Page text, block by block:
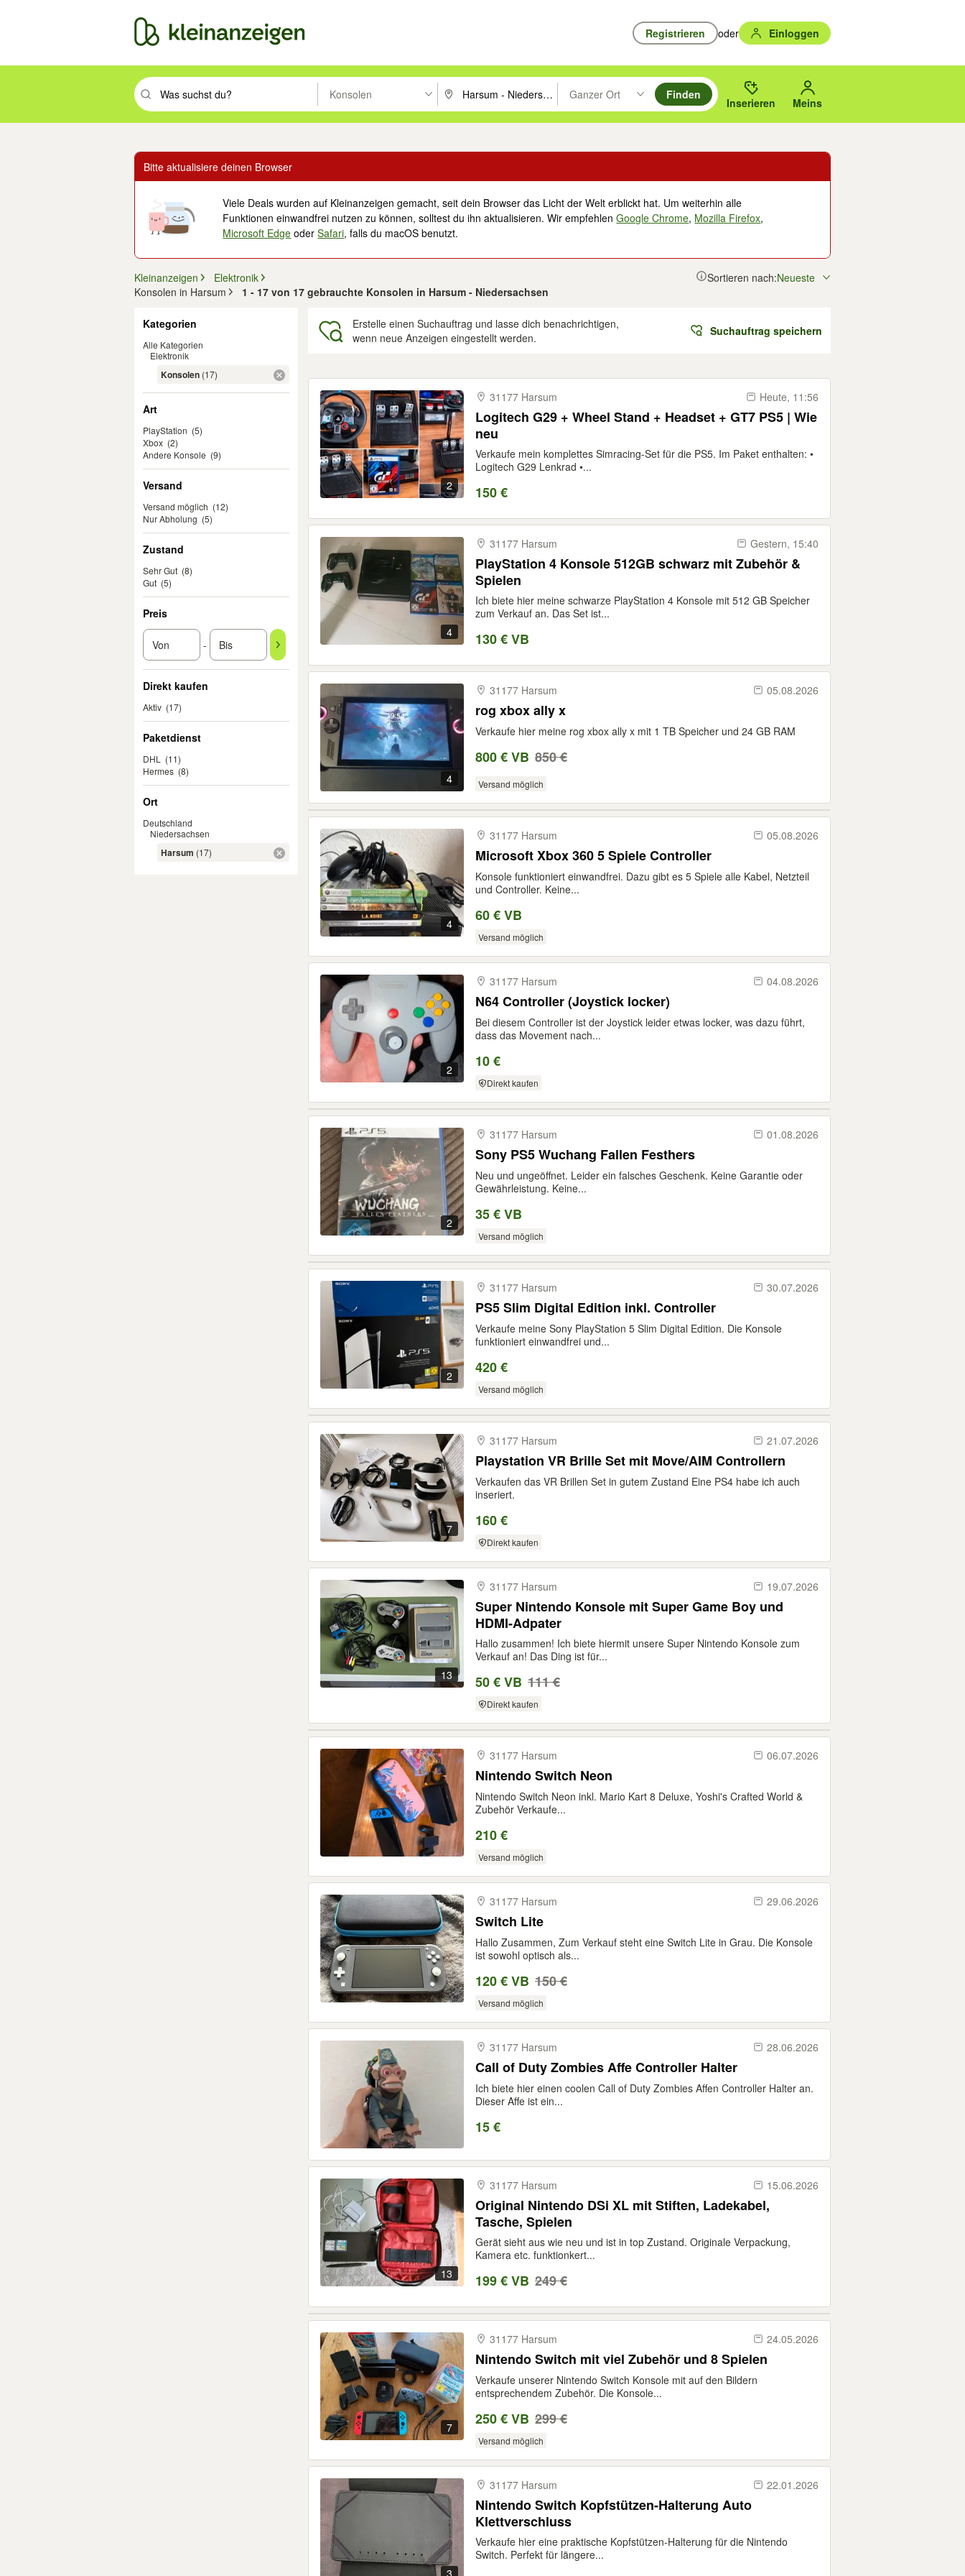
Registrieren oder Einloggen
Suchbegriff eingeben. Eingabetaste drücken um zu suchen, oder Vorschläge mit den Pfeiltasten nach oben/unten durchsuchen und mit Eingabetaste auswählen.
Konsolen PLZ oder Ort eingeben. Eingabetaste drücken um zu suchen, oder Vorschläge mit den Pfeiltasten nach oben/
Ganzer Ort
Suche im Umkreis des gewählten Orts oder PLZ.
Finden
Inserieren Meins
Bitte aktualisiere deinen Browser
Viele Deals wurden auf Kleinanzeigen gemacht, seit dein Browser das Licht der Welt erblickt hat. Um weiterhin alle
Funktionen einwandfrei nutzen zu können, solltest du ihn aktualisieren. Wir empfehlenGoogle Chrome, Mozilla Firefox,
Microsoft Edge oderSafari, falls du macOS benutzt.
Kleinanzeigen
Elektronik
Konsolen in Harsum
1 - 17 von 17 gebrauchte Konsolen in Harsum - Niedersachsen
Sortieren nach:Neueste
Kategorien
Alle Kategorien
Elektronik
Konsolen (17)
Art
PlayStation (5)
Xbox (2)
Andere Konsole (9)
Versand
Versand möglich (12)
Nur Abholung (5)
Zustand
Sehr Gut (8)
Gut (5)
Preis
-
Direkt kaufen
Aktiv (17)
Paketdienst
DHL
(11)
Hermes (8)
Ort
Deutschland
Niedersachsen
Harsum (17)
Erstelle einen Suchauftrag und lasse dich benachrichtigen,
wenn neue Anzeigen eingestellt werden.
Suchauftrag speichern
2
31177 Harsum Heute, 11:56
Logitech G29 + Wheel Stand + Headset + GT7 PS5 | Wie
neu
Verkaufe mein komplettes Simracing-Set für die PS5. Im Paket enthalten: •
Logitech G29 Lenkrad •...
150 €
4
31177 Harsum Gestern, 15:40
PlayStation 4 Konsole 512GB schwarz mit Zubehör &
Spielen
Ich biete hier meine schwarze PlayStation 4 Konsole mit 512 GB Speicher
zum Verkauf an. Das Set ist...
130 € VB
4
31177 Harsum 05.08.2026
rog xbox ally x
Verkaufe hier meine rog xbox ally x mit 1 TB Speicher und 24 GB RAM
800 € VB 850 €
Versand möglich
4
31177 Harsum 05.08.2026
Microsoft Xbox 360 5 Spiele Controller
Konsole funktioniert einwandfrei. Dazu gibt es 5 Spiele alle Kabel, Netzteil
und Controller. Keine...
60 € VB
Versand möglich
2
31177 Harsum 04.08.2026
N64 Controller (Joystick locker)
Bei diesem Controller ist der Joystick leider etwas locker, was dazu führt,
dass das Movement nach...
10 €
Direkt kaufen
2
31177 Harsum 01.08.2026
Sony PS5 Wuchang Fallen Festhers
Neu und ungeöffnet. Leider ein falsches Geschenk. Keine Garantie oder
Gewährleistung. Keine...
35 € VB
Versand möglich
2
31177 Harsum 30.07.2026
PS5 Slim Digital Edition inkl. Controller
Verkaufe meine Sony PlayStation 5 Slim Digital Edition. Die Konsole
funktioniert einwandfrei und...
420 €
Versand möglich
7
31177 Harsum 21.07.2026
Playstation VR Brille Set mit Move/AIM Controllern
Verkaufen das VR Brillen Set in gutem Zustand Eine PS4 habe ich auch
inseriert.
160 €
Direkt kaufen
13
31177 Harsum 19.07.2026
Super Nintendo Konsole mit Super Game Boy und
HDMI-Adpater
Hallo zusammen! Ich biete hiermit unsere Super Nintendo Konsole zum
Verkauf an! Das Ding ist für...
50 € VB 111 €
Direkt kaufen
31177 Harsum 06.07.2026
Nintendo Switch Neon
Nintendo Switch Neon inkl. Mario Kart 8 Deluxe, Yoshi's Crafted World &
Zubehör Verkaufe...
210 €
Versand möglich
31177 Harsum 29.06.2026
Switch Lite
Hallo Zusammen, Zum Verkauf steht eine Switch Lite in Grau. Die Konsole
ist sowohl optisch als...
120 € VB 150 €
Versand möglich
31177 Harsum 28.06.2026
Call of Duty Zombies Affe Controller Halter
Ich biete hier einen coolen Call of Duty Zombies Affen Controller Halter an.
Dieser Affe ist ein...
15 €
13
31177 Harsum 15.06.2026
Original Nintendo DSi XL mit Stiften, Ladekabel,
Tasche, Spielen
Gerät sieht aus wie neu und ist in top Zustand. Originale Verpackung,
Kamera etc. funktionkert...
199 € VB 249 €
7
31177 Harsum 24.05.2026
Nintendo Switch mit viel Zubehör und 8 Spielen
Verkaufe unserer Nintendo Switch Konsole mit auf den Bildern
entsprechendem Zubehör. Die Konsole...
250 € VB 299 €
Versand möglich
3
31177 Harsum 22.01.2026
Nintendo Switch Kopfstützen-Halterung Auto
Klettverschluss
Verkaufe hier eine praktische Kopfstützen-Halterung für die Nintendo
Switch. Perfekt für längere...